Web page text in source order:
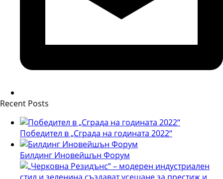
Recent Posts
Победител в „Сграда на годината 2022“
Билдинг Иновейшън Форум